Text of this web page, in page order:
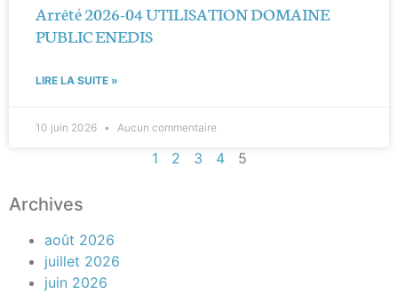
Arrêté 2026-04 UTILISATION DOMAINE
PUBLIC ENEDIS
LIRE LA SUITE »
10 juin 2026 Aucun commentaire
1 2 3 4 5
Archives
août 2026
juillet 2026
juin 2026